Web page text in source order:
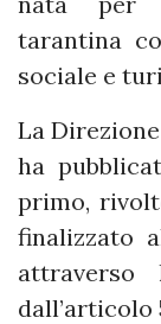
tarantina
sociale e
La
ha
primo,
finalizzato
attraverso
dall’articolo